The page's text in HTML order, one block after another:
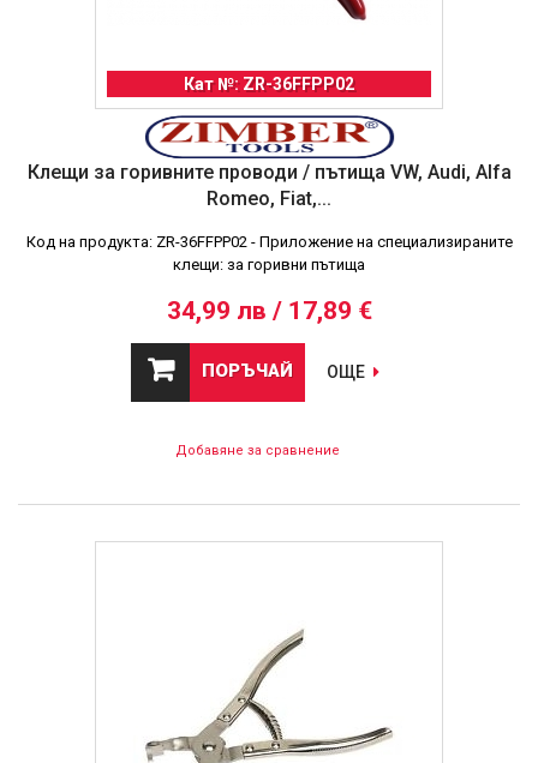
Кат №: ZR-36FFPP02
Клещи за горивните проводи / пътища VW, Audi, Alfa
Romeo, Fiat,...
Код на продукта: ZR-36FFPP02 - Приложение на специализираните
клещи: за горивни пътища
34,99 лв / 17,89 €
ПОРЪЧАЙ ОЩЕ
Добавяне за сравнение